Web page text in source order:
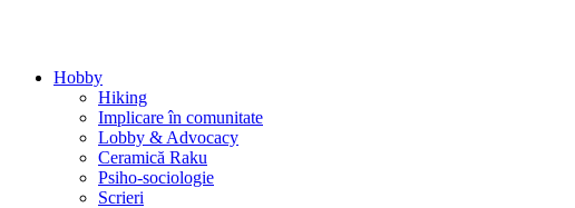
Hobby
Hiking
Implicare în comunitate
Lobby & Advocacy
Ceramică Raku
Psiho-sociologie
Scrieri